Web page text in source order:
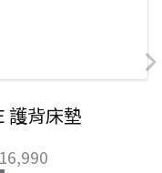
護背床墊
16,990